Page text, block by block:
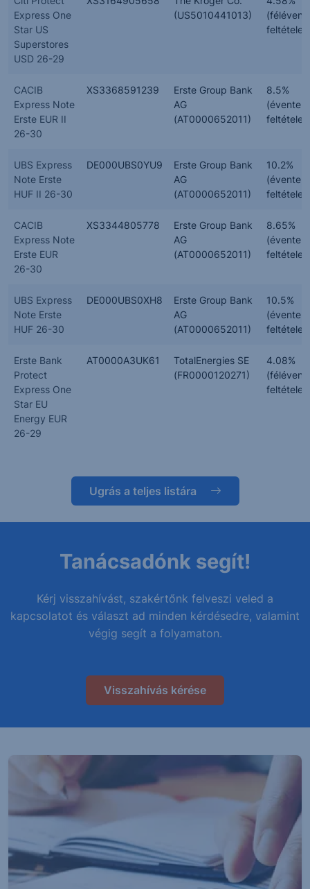
Express One
Star US
Superstores
USD 26-29
(US5010441013)
CACIB
Express Note
Erste EUR II
26-30
XS3368591239
Erste Group Bank
AG
(AT0000652011)
8.5%
(évente,
UBS Express
Note Erste
HUF II 26-30
DE000UBS0YU9
Erste Group Bank
AG
(AT0000652011)
10.2%
(évente,
CACIB
Express Note
Erste EUR
26-30
XS3344805778
Erste Group Bank
AG
(AT0000652011)
8.65%
(évente,
UBS Express
Note Erste
HUF 26-30
DE000UBS0XH8
Erste Group Bank
AG
(AT0000652011)
10.5%
(évente,
Erste Bank
Protect
Express One
Star EU
Energy EUR
26-29
AT0000A3UK61
TotalEnergies SE
(FR0000120271)
4.08%
Ugrás a teljes listára
Tanácsadónk segít!
Kérj visszahívást, szakértőnk felveszi veled a
kapcsolatot és választ ad minden kérdésedre, valamint
végig segít a folyamaton.
Visszahívás kérése